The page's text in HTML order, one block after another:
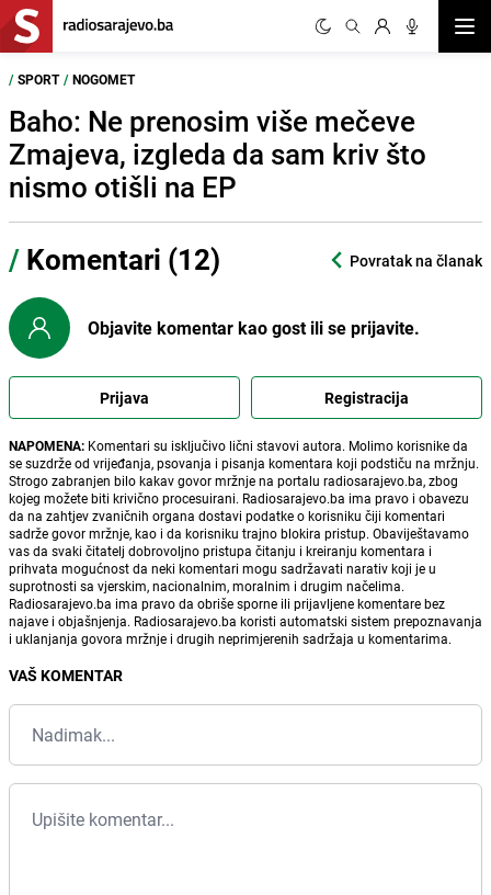
/ SPORT / NOGOMET
Baho: Ne prenosim više mečeve
Zmajeva, izgleda da sam kriv što
nismo otišli na EP
/ Komentari (12) Povratak na članak
Objavite komentar kao gost ili se prijavite.
Prijava Registracija
NAPOMENA: Komentari su isključivo lični stavovi autora. Molimo korisnike da
se suzdrže od vrijeđanja, psovanja i pisanja komentara koji podstiču na mržnju.
Strogo zabranjen bilo kakav govor mržnje na portalu radiosarajevo.ba, zbog
kojeg možete biti krivično procesuirani. Radiosarajevo.ba ima pravo i obavezu
da na zahtjev zvaničnih organa dostavi podatke o korisniku čiji komentari
sadrže govor mržnje, kao i da korisniku trajno blokira pristup. Obaviještavamo
vas da svaki čitatelj dobrovoljno pristupa čitanju i kreiranju komentara i
prihvata mogućnost da neki komentari mogu sadržavati narativ koji je u
suprotnosti sa vjerskim, nacionalnim, moralnim i drugim načelima.
Radiosarajevo.ba ima pravo da obriše sporne ili prijavljene komentare bez
najave i objašnjenja. Radiosarajevo.ba koristi automatski sistem prepoznavanja
i uklanjanja govora mržnje i drugih neprimjerenih sadržaja u komentarima.
VAŠ KOMENTAR